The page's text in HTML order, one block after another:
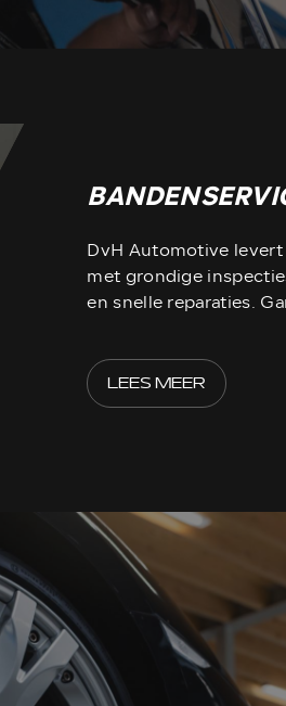
DvH Automotive
met grondige
en snelle reparaties.
zorgvuldige aandacht
LEES MEER